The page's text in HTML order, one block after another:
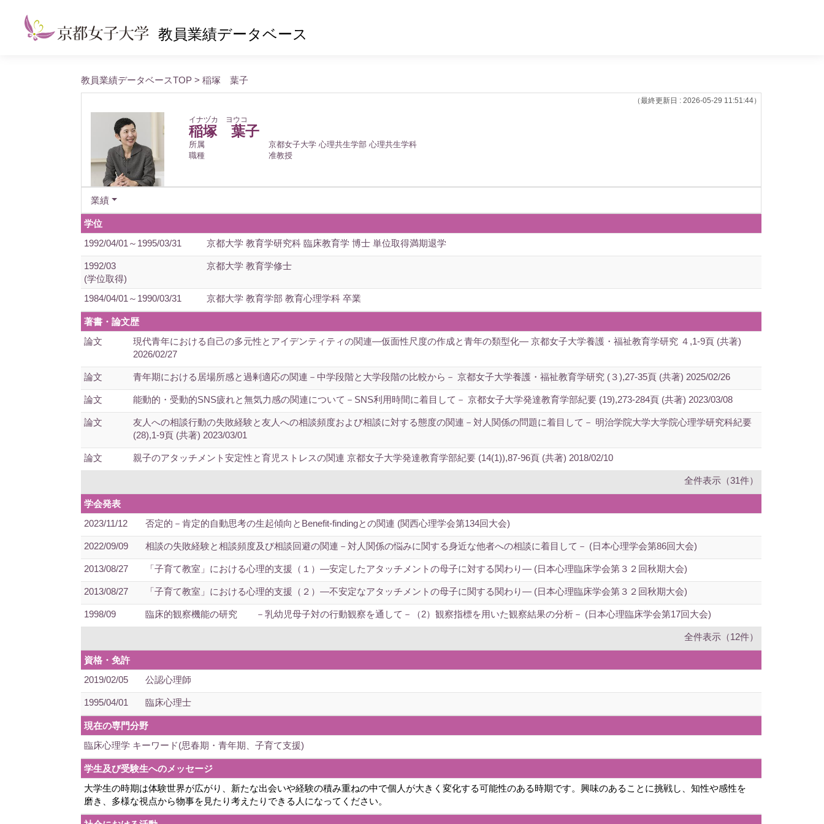
教員業績データベース
教員業績データベースTOP > 稲塚 葉子
（最終更新日 : 2026-05-29 11:51:44）
イナヅカ ヨウコ
稲塚 葉子
所属
京都女子大学 心理共生学部 心理共生学科
職種
准教授
業績
学位
1992/04/01～1995/03/31
京都大学 教育学研究科 臨床教育学 博士 単位取得満期退学
1992/03
(学位取得)
京都大学 教育学修士
1984/04/01～1990/03/31 京都大学 教育学部 教育心理学科 卒業
著書・論文歴
論文
現代青年における自己の多元性とアイデンティティの関連―仮面性尺度の作成と青年の類型化― 京都女子大学養護・福祉教育学研究 ４,1-9頁 (共著)
2026/02/27
論文 青年期における居場所感と過剰適応の関連－中学段階と大学段階の比較から－ 京都女子大学養護・福祉教育学研究 (３),27-35頁 (共著) 2025/02/26
論文 能動的・受動的SNS疲れと無気力感の関連について－SNS利用時間に着目して－ 京都女子大学発達教育学部紀要 (19),273-284頁 (共著) 2023/03/08
論文
友人への相談行動の失敗経験と友人への相談頻度および相談に対する態度の関連－対人関係の問題に着目して－ 明治学院大学大学院心理学研究科紀要
(28),1-9頁 (共著) 2023/03/01
論文 親子のアタッチメント安定性と育児ストレスの関連 京都女子大学発達教育学部紀要 (14(1)),87-96頁 (共著) 2018/02/10
全件表示（31件）
学会発表
2023/11/12
否定的－肯定的自動思考の生起傾向とBenefit-findingとの関連 (関西心理学会第134回大会)
2022/09/09 相談の失敗経験と相談頻度及び相談回避の関連－対人関係の悩みに関する身近な他者への相談に着目して－ (日本心理学会第86回大会)
2013/08/27 「子育て教室」における心理的支援（１）―安定したアタッチメントの母子に対する関わり― (日本心理臨床学会第３２回秋期大会)
2013/08/27 「子育て教室」における心理的支援（２）―不安定なアタッチメントの母子に関する関わり― (日本心理臨床学会第３２回秋期大会)
1998/09 臨床的観察機能の研究 －乳幼児母子対の行動観察を通して－（2）観察指標を用いた観察結果の分析－ (日本心理臨床学会第17回大会)
全件表示（12件）
資格・免許
2019/02/05
公認心理師
1995/04/01 臨床心理士
現在の専門分野
臨床心理学 キーワード(思春期・青年期、子育て支援)
学生及び受験生へのメッセージ
大学生の時期は体験世界が広がり、新たな出会いや経験の積み重ねの中で個人が大きく変化する可能性のある時期です。興味のあることに挑戦し、知性や感性を
磨き、多様な視点から物事を見たり考えたりできる人になってください。